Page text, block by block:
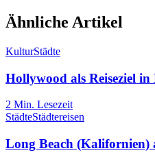
Ähnliche Artikel
KulturStädte
Hollywood als Reiseziel
2 Min. Lesezeit
StädteStädtereisen
Long Beach (Kalifornien)